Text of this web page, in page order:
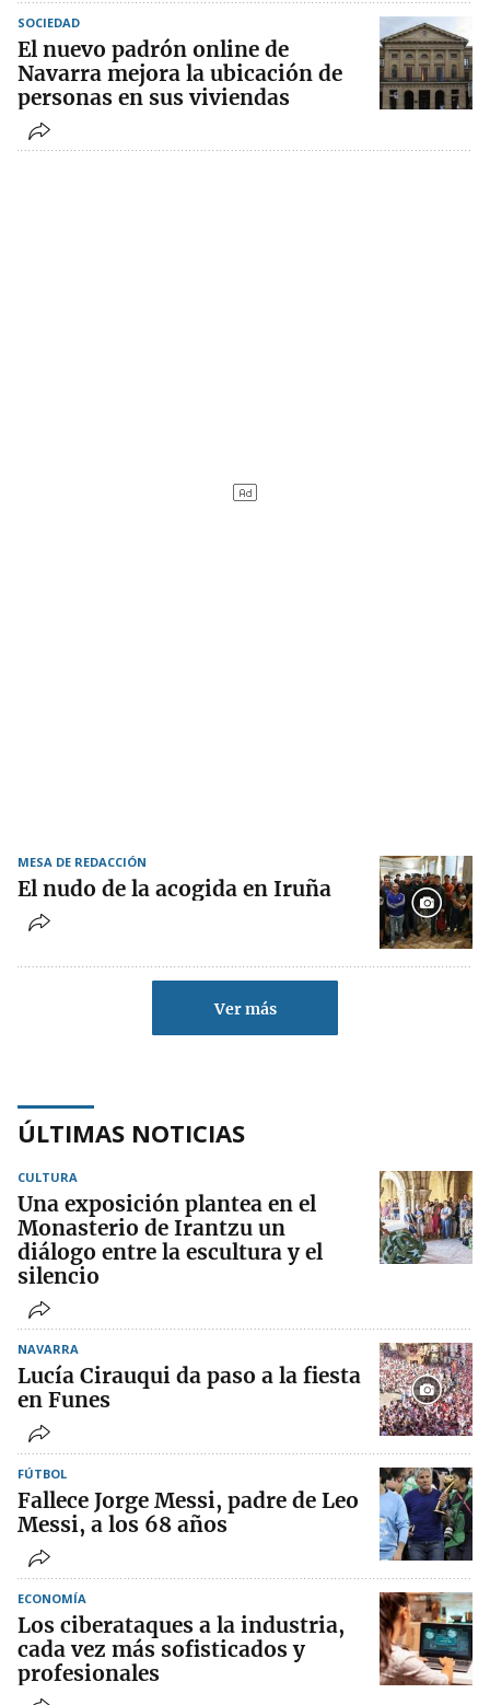
SOCIEDAD
El nuevo padrón online de
Navarra mejora la ubicación de
personas en sus viviendas
MESA DE REDACCIÓN
El nudo de la acogida en Iruña
Ver más
ÚLTIMAS NOTICIAS
CULTURA
Una exposición plantea en el
Monasterio de Irantzu un
diálogo entre la escultura y el
silencio
NAVARRA
Lucía Cirauqui da paso a la fiesta
en Funes
FÚTBOL
Fallece Jorge Messi, padre de Leo
Messi, a los 68 años
ECONOMÍA
Los ciberataques a la industria,
cada vez más sofisticados y
profesionales